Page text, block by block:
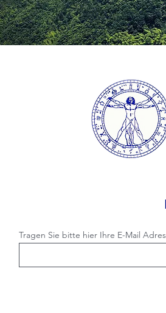
Tragen Sie bitte hier Ihre E-Mail